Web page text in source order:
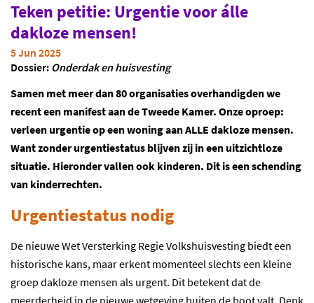
Teken petitie: Urgentie voor álle
dakloze mensen!
5 Jun 2025
Dossier: Onderdak en huisvesting
Samen met meer dan 80 organisaties overhandigden we
recent een manifest aan de Tweede Kamer. Onze oproep:
verleen urgentie op een woning aan ALLE dakloze mensen.
Want zonder urgentiestatus blijven zij in een uitzichtloze
situatie. Hieronder vallen ook kinderen. Dit is een schending
van kinderrechten.
Urgentiestatus nodig
De nieuwe Wet Versterking Regie Volkshuisvesting biedt een
historische kans, maar erkent momenteel slechts een kleine
groep dakloze mensen als urgent. Dit betekent dat de
meerderheid in de nieuwe wetgeving buiten de boot valt. Denk